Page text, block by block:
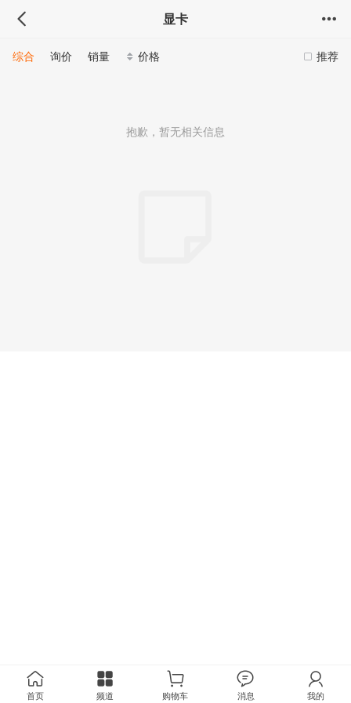
显卡
推荐
综合 询价 销量 价格
抱歉，暂无相关信息
首页 频道 购物车 消息 我的